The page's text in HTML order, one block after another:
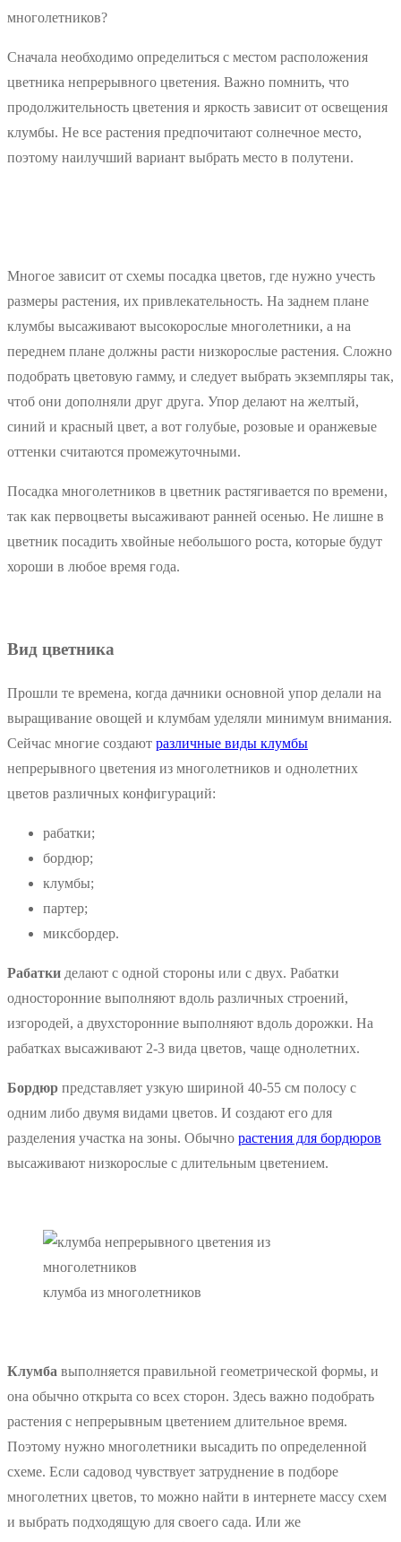
многолетников?
Сначала необходимо определиться с местом расположения
цветника непрерывного цветения. Важно помнить, что
продолжительность цветения и яркость зависит от освещения
клумбы. Не все растения предпочитают солнечное место,
поэтому наилучший вариант выбрать место в полутени.
Многое зависит от схемы посадка цветов, где нужно учесть
размеры растения, их привлекательность. На заднем плане
клумбы высаживают высокорослые многолетники, а на
переднем плане должны расти низкорослые растения. Сложно
подобрать цветовую гамму, и следует выбрать экземпляры так,
чтоб они дополняли друг друга. Упор делают на желтый,
синий и красный цвет, а вот голубые, розовые и оранжевые
оттенки считаются промежуточными.
Посадка многолетников в цветник растягивается по времени,
так как первоцветы высаживают ранней осенью. Не лишне в
цветник посадить хвойные небольшого роста, которые будут
хороши в любое время года.
Вид цветника
Прошли те времена, когда дачники основной упор делали на
выращивание овощей и клумбам уделяли минимум внимания.
Сейчас многие создают различные виды клумбы
непрерывного цветения из многолетников и однолетних
цветов различных конфигураций:
рабатки;
бордюр;
клумбы;
партер;
миксбордер.
Рабатки делают с одной стороны или с двух. Рабатки
односторонние выполняют вдоль различных строений,
изгородей, а двухсторонние выполняют вдоль дорожки. На
рабатках высаживают 2-3 вида цветов, чаще однолетних.
Бордюр представляет узкую шириной 40-55 см полосу с
одним либо двумя видами цветов. И создают его для
разделения участка на зоны. Обычно растения для бордюров
высаживают низкорослые с длительным цветением.
клумба из многолетников
Клумба выполняется правильной геометрической формы, и
она обычно открыта со всех сторон. Здесь важно подобрать
растения с непрерывным цветением длительное время.
Поэтому нужно многолетники высадить по определенной
схеме. Если садовод чувствует затруднение в подборе
многолетних цветов, то можно найти в интернете массу схем
и выбрать подходящую для своего сада. Или же